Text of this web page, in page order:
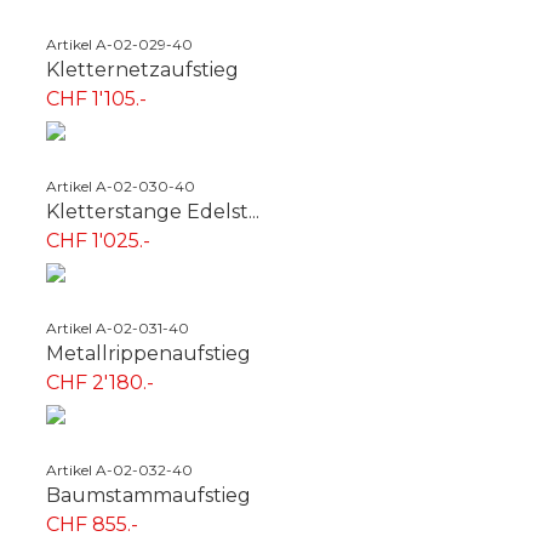
Artikel A-02-029-40
Kletternetzaufstieg
CHF 1'105.-
Artikel A-02-030-40
Kletterstange Edelst...
CHF 1'025.-
Artikel A-02-031-40
Metallrippenaufstieg
CHF 2'180.-
Artikel A-02-032-40
Baumstammaufstieg
CHF 855.-